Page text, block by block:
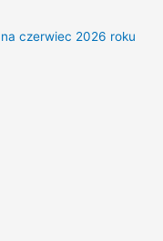
czerwiec 2026 roku